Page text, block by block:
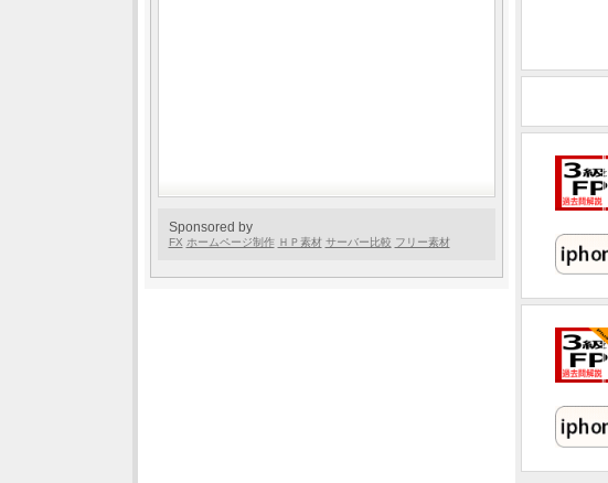
Sponsored by
FX ホームページ制作 ＨＰ素材 サーバー比較 フリー素材